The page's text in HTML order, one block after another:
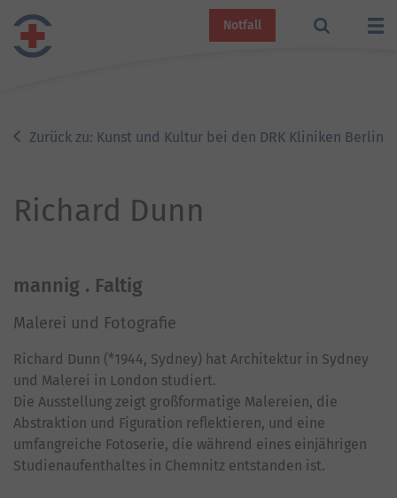
Notfall
Zurück zu: Kunst und Kultur bei den DRK Kliniken Berlin
Richard Dunn
mannig . Faltig
Malerei und Fotografie
Richard Dunn (*1944, Sydney) hat Architektur in Sydney
und Malerei in London studiert.
Die Ausstellung zeigt großformatige Malereien, die
Abstraktion und Figuration reflektieren, und eine
umfangreiche Fotoserie, die während eines einjährigen
Studienaufenthaltes in Chemnitz entstanden ist.